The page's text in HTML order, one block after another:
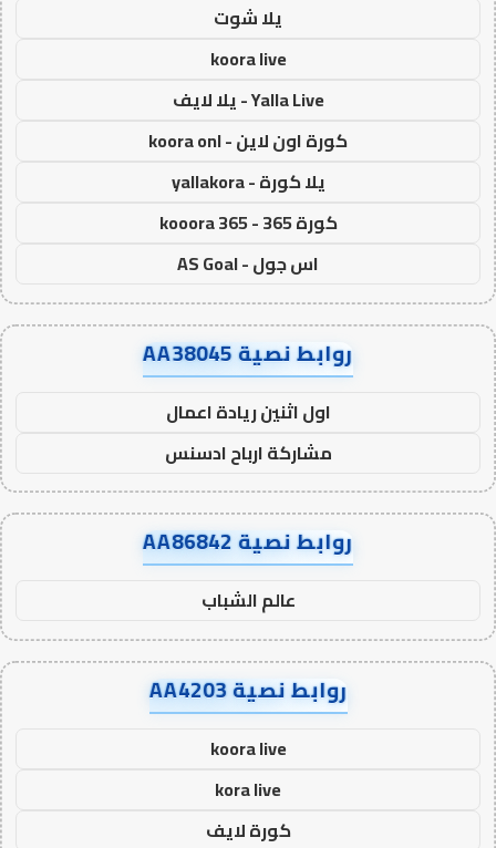
يلا شوت
koora live
Yalla Live - يلا لايف
كورة اون لاين - koora onl
يلا كورة - yallakora
كورة 365 - kooora 365
اس جول - AS Goal
روابط نصية AA38045
اول اثنين ريادة اعمال
مشاركة ارباح ادسنس
روابط نصية AA86842
عالم الشباب
روابط نصية AA4203
koora live
kora live
كورة لايف